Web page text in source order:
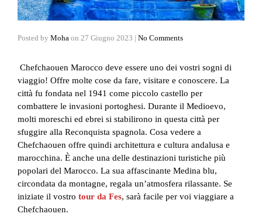
Posted by Moha on 27 Giugno 2023 | No Comments
Chefchaouen Marocco deve essere uno dei vostri sogni di
viaggio! Offre molte cose da fare, visitare e conoscere. La
città fu fondata nel 1941 come piccolo castello per
combattere le invasioni portoghesi. Durante il Medioevo,
molti moreschi ed ebrei si stabilirono in questa città per
sfuggire alla Reconquista spagnola. Cosa vedere a
Chefchaouen offre quindi architettura e cultura andalusa e
marocchina. È anche una delle destinazioni turistiche più
popolari del Marocco. La sua affascinante Medina blu,
circondata da montagne, regala un’atmosfera rilassante. Se
iniziate il vostro tour da Fes, sarà facile per voi viaggiare a
Chefchaouen.